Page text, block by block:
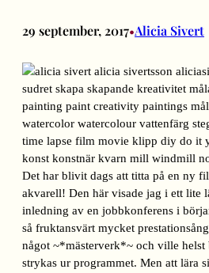
29 september, 2017•Alicia Sivert
Det har blivit dags att titta på en ny
akvarell! Den här visade jag i ett lite
inledning av en jobbkonferens i
så fruktansvärt mycket
något ~*mästerverk*~ och ville helst
strykas ur programmet. Men att lära